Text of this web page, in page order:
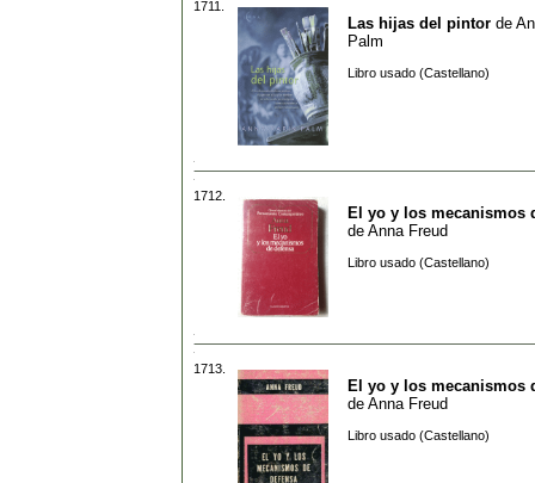
1711.
Las hijas del pintor de
Palm
Libro usado (Castellano)
1712.
El yo y los mecanismos
de Anna Freud
Libro usado (Castellano)
1713.
El yo y los mecanismos
de Anna Freud
Libro usado (Castellano)